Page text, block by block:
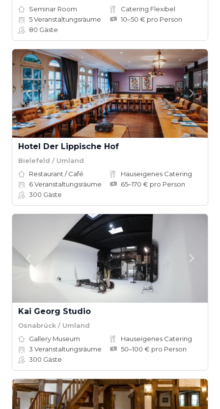
Seminar Room
Catering Flexibel
5Veranstaltungsräume
10–50 € pro Person
80 Gäste
Hotel Der Lippische Hof
Bielefeld / Umland
Restaurant / Café
Hauseigenes Catering
6Veranstaltungsräume
65–170 € pro Person
300 Gäste
Kai Georg Studio
Osnabrück / Umland
Gallery Museum
Hauseigenes Catering
3 Veranstaltungsräume
50–100 € pro Person
300 Gäste